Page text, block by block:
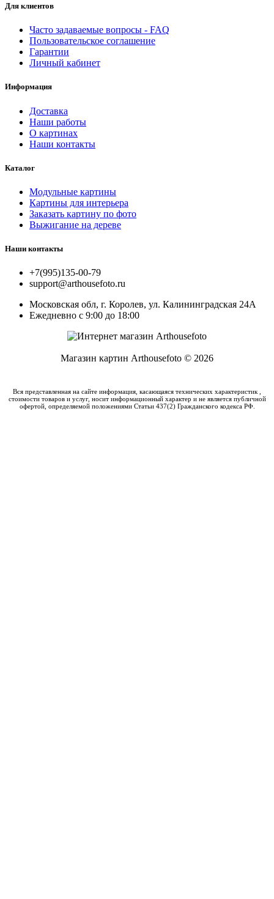
Для клиентов
Часто задаваемые вопросы - FAQ
Пользовательское соглашение
Гарантии
Личный кабинет
Информация
Доставка
Наши работы
О картинах
Наши контакты
Каталог
Модульные картины
Картины для интерьера
Заказать картину по фото
Выжигание на дереве
Наши контакты
+7(995)135-00-79
support@arthousefoto.ru
Московская обл, г. Королев, ул. Калининградская 24А
Ежедневно с 9:00 до 18:00
Магазин картин Arthousefoto © 2026
Вся представленная на сайте информация, касающаяся технических характеристик ,
стоимости товаров и услуг, носит информационный характер и не является публичной
офертой, определяемой положениями Статьи 437(2) Гражданского кодекса РФ.